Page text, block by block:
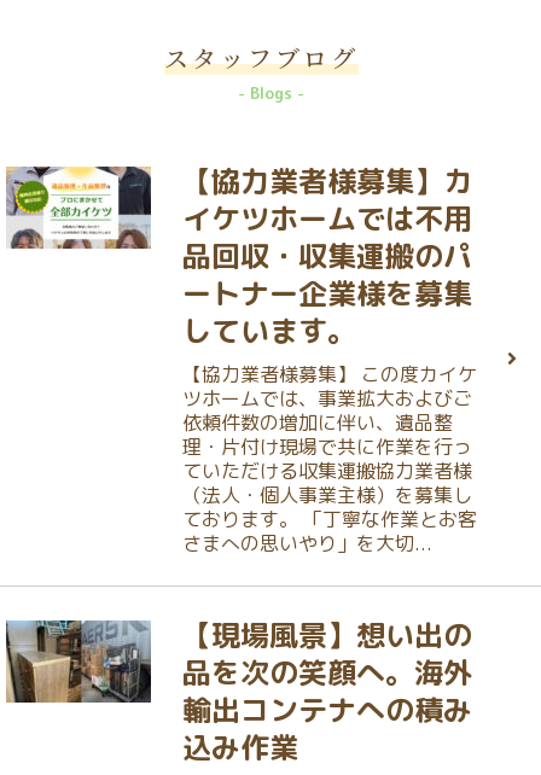
スタッフブログ
Blogs
【協力業者様募集】カ
イケツホームでは不用
品回収・収集運搬のパ
ートナー企業様を募集
しています。
【協力業者様募集】 この度カイケ
ツホームでは、事業拡大およびご
依頼件数の増加に伴い、遺品整
理・片付け現場で共に作業を行っ
ていただける収集運搬協力業者様
（法人・個人事業主様）を募集し
ております。 「丁寧な作業とお客
さまへの思いやり」を大切...
【現場風景】想い出の
品を次の笑顔へ。海外
輸出コンテナへの積み
込み作業